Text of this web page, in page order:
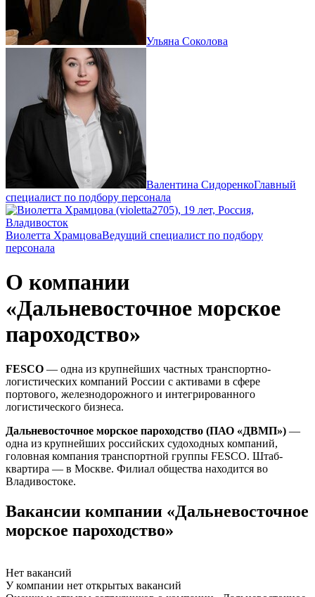
Ульяна Соколова
Валентина СидоренкоГлавный
специалист по подбору персонала
Виолетта ХрамцоваВедущий специалист по подбору
персонала
О компании
«Дальневосточное морское
пароходство»
FESCO — одна из крупнейших частных транспортно-
логистических компаний России с активами в сфере
портового, железнодорожного и интегрированного
логистического бизнеса.
Дальневосточное морское пароходство (ПАО «ДВМП») —
одна из крупнейших российских судоходных компаний,
головная компания транспортной группы FESCO. Штаб-
квартира — в Москве. Филиал общества находится во
Владивостоке.
Вакансии компании «Дальневосточное
морское пароходство»
Нет вакансий
У компании нет открытых вакансий